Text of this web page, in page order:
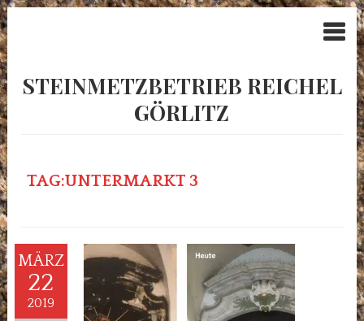
STEINMETZBETRIEB REICHEL
GÖRLITZ
TAG:UNTERMARKT 3
MÄRZ
22
2019